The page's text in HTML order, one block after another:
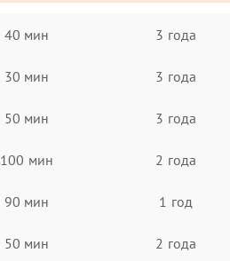
40 мин 3 года
30 мин 3 года
50 мин 3 года
100 мин 2 года
90 мин 1 год
50 мин 2 года